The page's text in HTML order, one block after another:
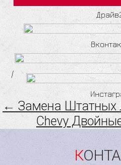
/
← Замена Штатных
Chevy